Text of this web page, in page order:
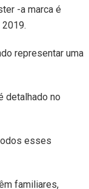
-a marca é
representar uma
detalhado no
esses
familiares,